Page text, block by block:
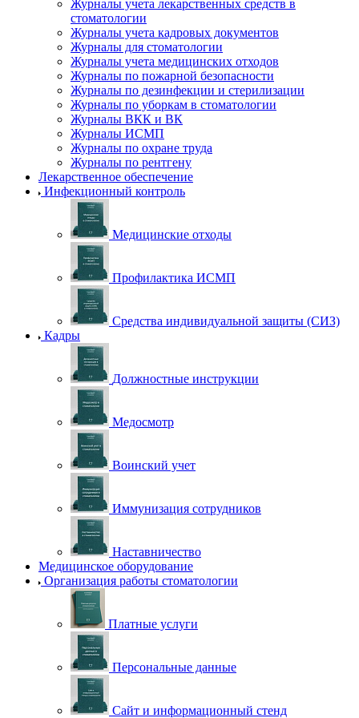
Журналы учета лекарственных средств в
стоматологии
Журналы учета кадровых документов
Журналы для стоматологии
Журналы учета медицинских отходов
Журналы по пожарной безопасности
Журналы по дезинфекции и стерилизации
Журналы по уборкам в стоматологии
Журналы ВКК и ВК
Журналы ИСМП
Журналы по охране труда
Журналы по рентгену
Лекарственное обеспечение
Инфекционный контроль
Медицинские отходы
Профилактика ИСМП
Средства индивидуальной защиты (СИЗ)
Кадры
Должностные инструкции
Медосмотр
Воинский учет
Иммунизация сотрудников
Наставничество
Медицинское оборудование
Организация работы стоматологии
Платные услуги
Персональные данные
Сайт и информационный стенд